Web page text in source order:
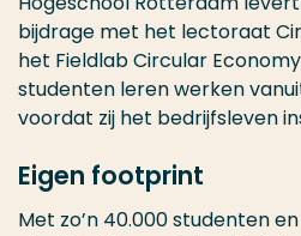
bijdrage met het lectoraat
het Fieldlab Circular
studenten leren werken
voordat zij het bedrijfsleven
Eigen footprint
Met zo’n 40.000 studenten